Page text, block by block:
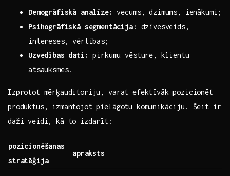
Demogrāfiskā analīze: vecums, dzimums, ienākumi;
Psihogrāfiskā segmentācija:
dzīvesveids,
intereses, vērtības;
Uzvedības dati: pirkumu vēsture, klientu
atsauksmes.
Izprotot mērķauditoriju, varat efektīvāk pozicionēt
produktus, izmantojot pielāgotu komunikāciju. Šeit ir
daži veidi,‍ kā to izdarīt:
pozicionēšanas
stratēģija
apraksts